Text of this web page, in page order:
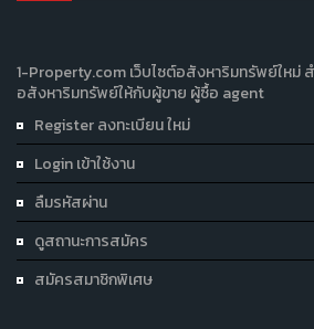
1-Property.com เว็บไซต์อสังหาริมทรัพย์ใหม่
อสังหาริมทรัพย์ให้กับผู้ขาย ผู้ซื้อ agent
Register ลงทะเบียน ใหม่
Login เข้าใช้งาน
ลืมรหัสผ่าน
ดูสถานะการสมัคร
สมัครสมาชิกพิเศษ